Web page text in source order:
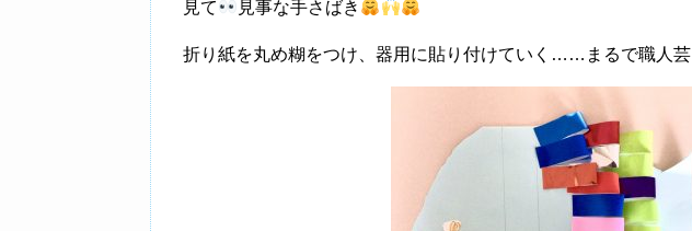
見て 見事な手さばき
折り紙を丸め糊をつけ、器用に貼り付けていく……まるで職人芸